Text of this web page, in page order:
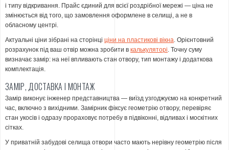
і типу відкривання. Прайс єдиний для всієї роздрібної мережі — ціна не
змінюється від того, що замовлення оформлене в селищі, а не в
обласному центрі.
Актуальні ціни зібрані на сторінці ціни на пластикові вікна. Орієнтовний
розрахунок під ваш отвір можна зробити в калькуляторі. Точну суму
визначає замір: на неї впливають стан отвору, тип монтажу і додаткова
комплектація.
ЗАМІР, ДОСТАВКА І МОНТАЖ
Замір виконує інженер представництва — виїзд узгоджуємо на конкретний
час, включно з вихідними. Замірник фіксує геометрію отвору, перевіряє
стан укосів і одразу прораховує потребу в підвіконні, відливах і москітних
сітках.
У приватній забудові селища отвори часто мають нерівну геометрію після